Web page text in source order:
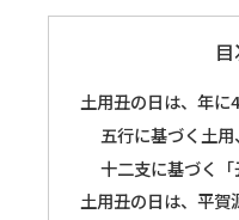
土用丑の日は、年に
五行に基づく土
十二支に基づく「
土用丑の日は、平賀